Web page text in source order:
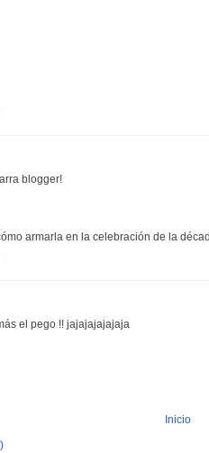
blogger!
armarla en la celebración de la
el pego !! jajajajajajaja
Inicio